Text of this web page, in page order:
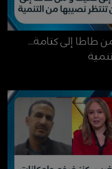
طاطا إلى كتامة…